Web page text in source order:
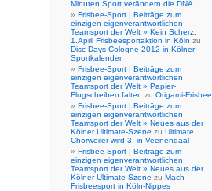
Minuten Sport verändern die DNA
Frisbee-Sport | Beiträge zum
einzigen eigenverantwortlichen
Teamsport der Welt » Kein Scherz:
1.April Frisbeesportaktion in Köln zu
Disc Days Cologne 2012 in Kölner
Sportkalender
Frisbee-Sport | Beiträge zum
einzigen eigenverantwortlichen
Teamsport der Welt » Papier-
Flugscheiben falten zu Origami-Frisbee
Frisbee-Sport | Beiträge zum
einzigen eigenverantwortlichen
Teamsport der Welt » Neues aus der
Kölner Ultimate-Szene zu Ultimate
Chorweiler wird 3. in Veenendaal
Frisbee-Sport | Beiträge zum
einzigen eigenverantwortlichen
Teamsport der Welt » Neues aus der
Kölner Ultimate-Szene zu Mach
Frisbeesport in Köln-Nippes